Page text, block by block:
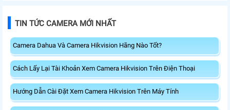
TIN TỨC CAMERA MỚI NHẤT
Camera Dahua Và Camera Hikvision Hãng Nào Tốt?
Cách Lấy Lại Tài Khoản Xem Camera Hikvision Trên Điện Thoại
Hướng Dẫn Cài Đặt Xem Camera Hikvision Trên Máy Tính